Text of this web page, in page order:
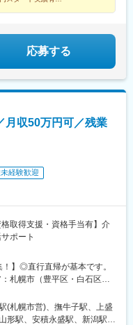
ください！※【北海道】【東
県】【滋賀県】【沖縄県】
）・U・Iターン転勤希望者
戸川・川崎・湘南・川越・香
ン！
応募する
月収50万円可／残業
経験歓迎
取得支援・資格手当有】介
ポート
！】◎直行直帰が基本です。
札幌市（豊平区・白石区）
市／秋田市／山形市／郡山
木市／高崎市／大宮市／習
藤沢市／甲府市・東海エリ
(札幌市営)、撫牛子駅、上盛
形駅、安積永盛駅、新潟駅、